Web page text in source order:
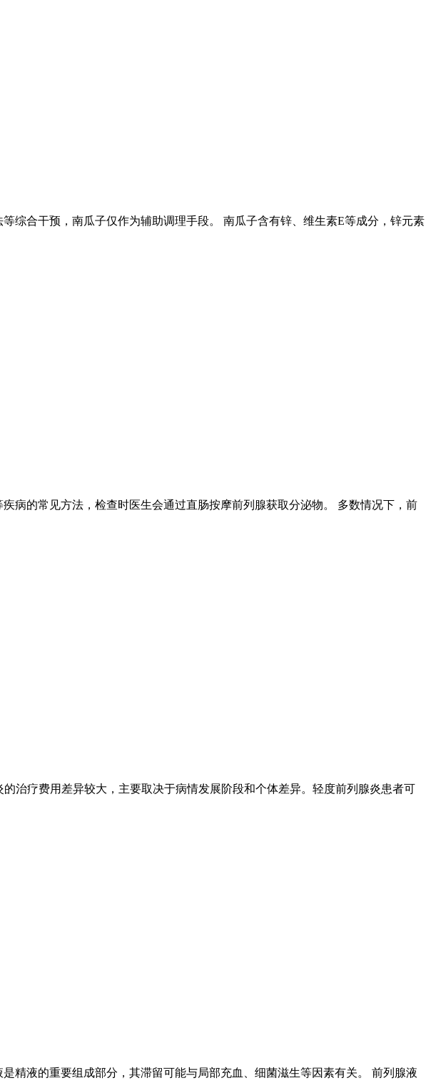
综合干预，南瓜子仅作为辅助调理手段。 南瓜子含有锌、维生素E等成分，锌元素
病的常见方法，检查时医生会通过直肠按摩前列腺获取分泌物。 多数情况下，前
治疗费用差异较大，主要取决于病情发展阶段和个体差异。轻度前列腺炎患者可
精液的重要组成部分，其滞留可能与局部充血、细菌滋生等因素有关。 前列腺液